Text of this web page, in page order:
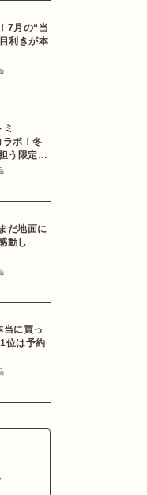
7月の“当
利きが本
ラボ！冬
う限定
場
だ地面に
動し
当に買っ
位は予約